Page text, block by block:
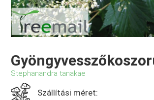
Stephanandra tanakae
Szállítási méret: